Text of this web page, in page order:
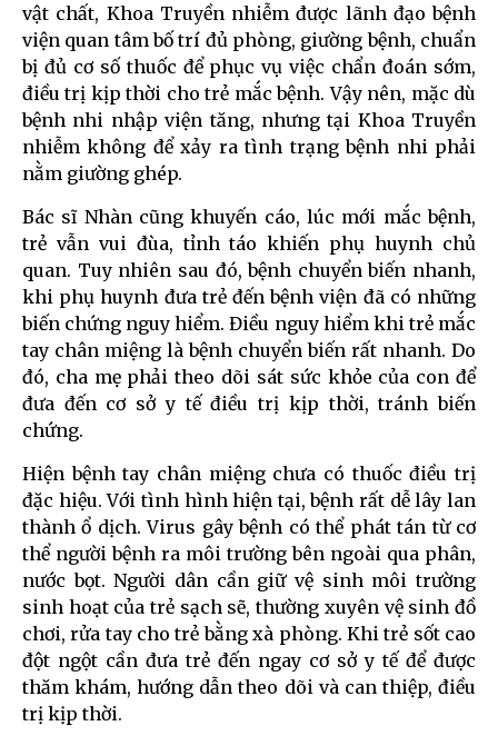
vật chất, Khoa Truyền nhiễm được lãnh đạo bệnh
viện quan tâm bố trí đủ phòng, giường bệnh, chuẩn
bị đủ cơ số thuốc để phục vụ việc chẩn đoán sớm,
điều trị kịp thời cho trẻ mắc bệnh. Vậy nên, mặc dù
bệnh nhi nhập viện tăng, nhưng tại Khoa Truyền
nhiễm không để xảy ra tình trạng bệnh nhi phải
nằm giường ghép.
Bác sĩ Nhàn cũng khuyến cáo, lúc mới mắc bệnh,
trẻ vẫn vui đùa, tỉnh táo khiến phụ huynh chủ
quan. Tuy nhiên sau đó, bệnh chuyển biến nhanh,
khi phụ huynh đưa trẻ đến bệnh viện đã có những
biến chứng nguy hiểm. Điều nguy hiểm khi trẻ mắc
tay chân miệng là bệnh chuyển biến rất nhanh. Do
đó, cha mẹ phải theo dõi sát sức khỏe của con để
đưa đến cơ sở y tế điều trị kịp thời, tránh biến
chứng.
Hiện bệnh tay chân miệng chưa có thuốc điều trị
đặc hiệu. Với tình hình hiện tại, bệnh rất dễ lây lan
thành ổ dịch. Virus gây bệnh có thể phát tán từ cơ
thể người bệnh ra môi trường bên ngoài qua phân,
nước bọt. Người dân cần giữ vệ sinh môi trường
sinh hoạt của trẻ sạch sẽ, thường xuyên vệ sinh đồ
chơi, rửa tay cho trẻ bằng xà phòng. Khi trẻ sốt cao
đột ngột cần đưa trẻ đến ngay cơ sở y tế để được
thăm khám, hướng dẫn theo dõi và can thiệp, điều
trị kịp thời.